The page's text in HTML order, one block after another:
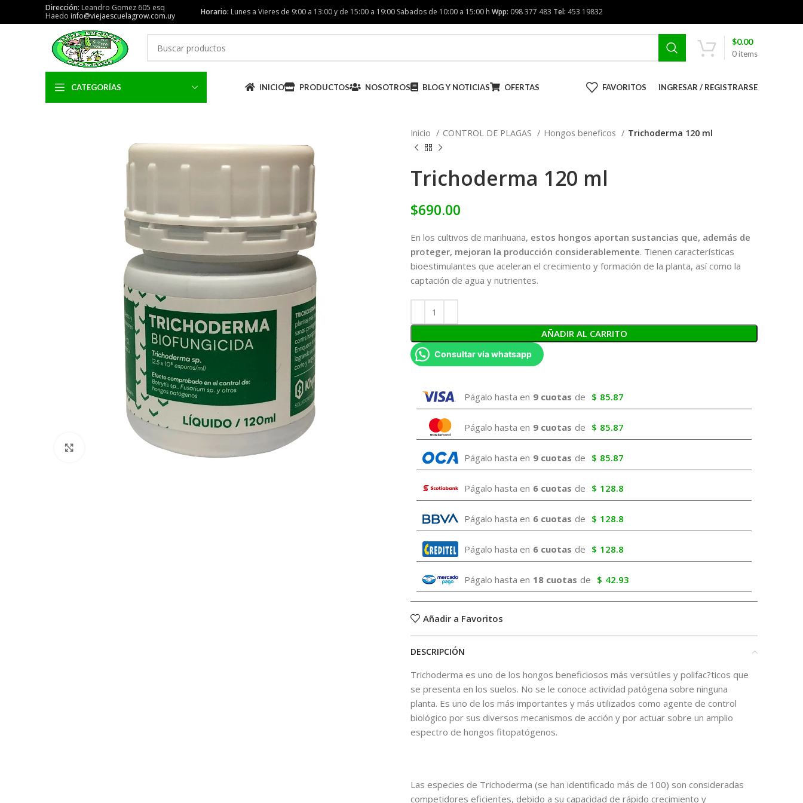
Dirección: Leandro Gomez 605 esq
Haedo info@viejaescuelagrow.com.uy Horario: Lunes a Vieres de 9:00 a 13:00 y de 15:00 a 19:00 Sabados de 10:00 a 15:00 h Wpp: 098 377 483 Tel: 453 19832
0items
$0.00
CATEGORÍAS INICIO PRODUCTOS NOSOTROS BLOG Y NOTICIAS OFERTAS FAVORITOS INGRESAR / REGISTRARSE
Inicio CONTROL DE PLAGAS Hongos beneficos Trichoderma 120 ml
Trichoderma 120 ml
$690.00
En los cultivos de marihuana, estos hongos aportan sustancias que, además de
proteger, mejoran la producción considerablemente. Tienen características
bioestimulantes que aceleran el crecimiento y formación de la planta, así como la
captación de agua y nutrientes.
AÑADIR AL CARRITO
Consultar vía whatsapp
Págalo hasta en 9 cuotas de $ 85.87
Págalo hasta en 9 cuotas de $ 85.87
Págalo hasta en 9 cuotas de $ 85.87
Págalo hasta en 6 cuotas de $ 128.8
Págalo hasta en 6 cuotas de $ 128.8
Págalo hasta en 6 cuotas de $ 128.8
Págalo hasta en 18 cuotas de $ 42.93
Añadir a Favoritos
DESCRIPCIÓN
Trichoderma es uno de los hongos beneficiosos más versútiles y polifac?ticos que
se presenta en los suelos. No se le conoce actividad patógena sobre ninguna
planta. Es uno de los más importantes y más utilizados como agente de control
biológico por sus diversos mecanismos de acción y por actuar sobre un amplio
espectro de hongos fitopatógenos.
Las especies de Trichoderma (se han identificado más de 100) son consideradas
competidores eficientes, debido a su capacidad de rápido crecimiento y